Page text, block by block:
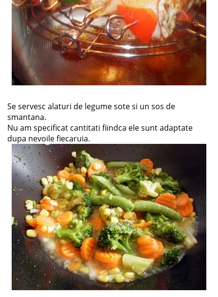
Se servesc alaturi de legume sote si un sos de
smantana.
Nu am specificat cantitati fiindca ele sunt adaptate
dupa nevoile fiecaruia.